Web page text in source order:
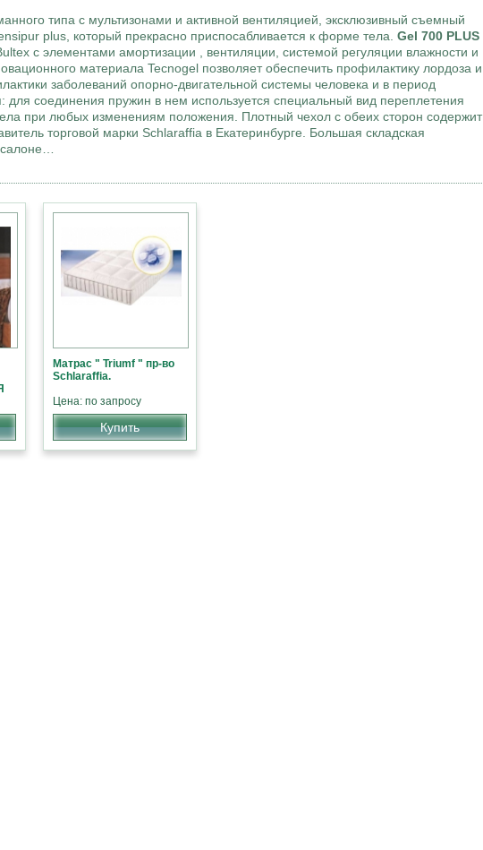
типа с мультизонами и активной вентиляцией, эксклюзивный съемный
plus, который прекрасно приспосабливается к форме тела. Gel 700 PLUS
с элементами амортизации , вентиляции, системой регуляции влажности и
материала Tecnogel позволяет обеспечить профилактику лордоза и
заболеваний опорно-двигательной системы человека и в период
для соединения пружин в нем используется специальный вид переплетения
при любых изменениям положения. Плотный чехол с обеих сторон содержит
торговой марки Schlaraffia в Екатеринбурге. Большая складская
салоне…
Матрас " Triumf " пр-во
Schlaraffia.
Цена: по запросу
Купить